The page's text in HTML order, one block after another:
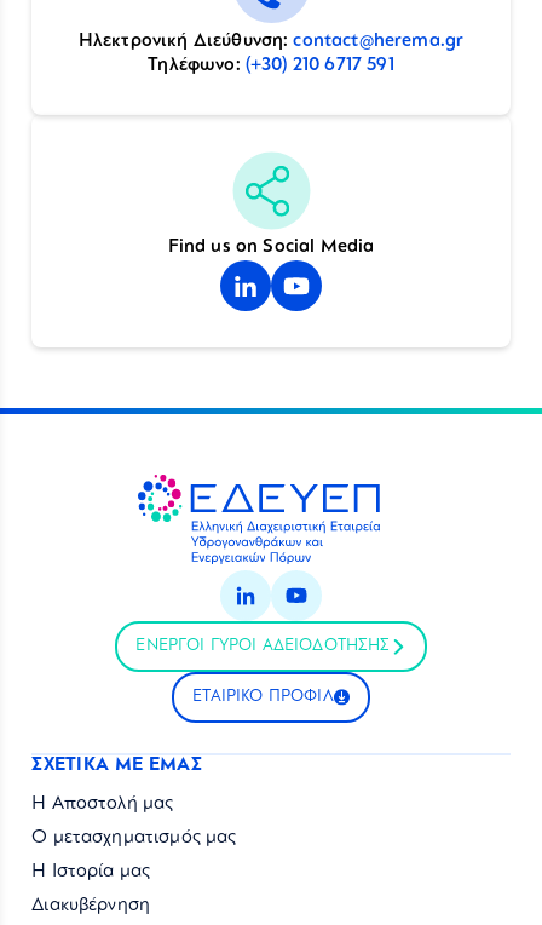
Ηλεκτρονική Διεύθυνση:contact@herema.gr
Τηλέφωνο: (+30) 210 6717 591
Find us on Social Media
ΕΝΕΡΓΟΙ ΓΥΡΟΙ ΑΔΕΙΟΔΟΤΗΣΗΣ
ΕΤΑΙΡΙΚΟ ΠΡΟΦΙΛ
ΣΧΕΤΙΚΑ ΜΕ ΕΜΑΣ
Η Αποστολή μας
Ο μετασχηματισμός μας
Η Ιστορία μας
Διακυβέρνηση